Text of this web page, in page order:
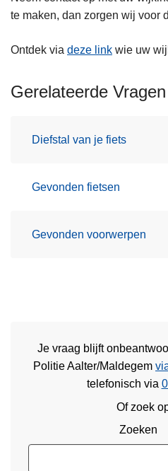
te maken, dan zorgen wij voor
Ontdek via deze link wie uw
Gerelateerde Vragen
Diefstal van je fiets
Gevonden fietsen
Gevonden voorwerpen
Je vraag blijft
Politie Aalter/Maldegem
telefonisch via
Of zoek
Zoeken